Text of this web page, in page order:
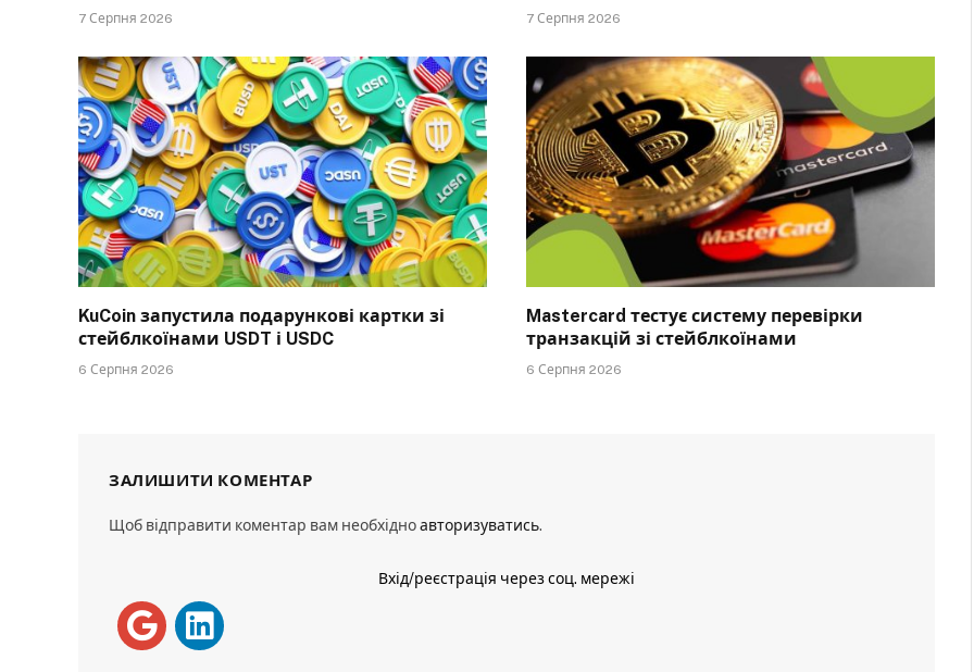
7 Серпня 2026 7 Серпня 2026
KuCoin запустила подарункові картки зі
стейблкоїнами USDT і USDC
6 Серпня 2026
Mastercard тестує систему перевірки
транзакцій зі стейблкоїнами
6 Серпня 2026
ЗАЛИШИТИ КОМЕНТАР
Щоб відправити коментар вам необхідноавторизуватись.
Вхід/реєстрація через соц. мережі